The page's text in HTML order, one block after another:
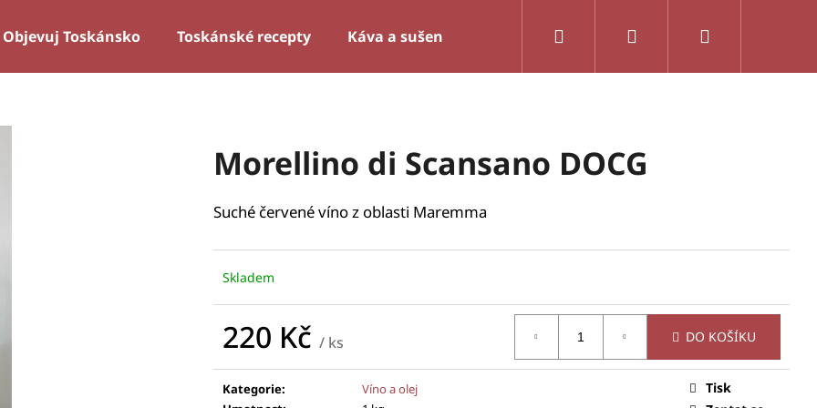
Objevuj Toskánsko Toskánské recepty Káva a sušenky Víno a olej TěstovinyPřihlášení
Morellino di Scansano DOCG
Suché červené víno z oblasti Maremma
Skladem
220 Kč / ks DO KOŠÍKU
Kategorie:
Víno a olej
Tisk
HLEDAT